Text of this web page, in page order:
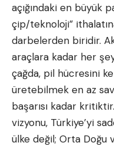
açığındaki en büyük
çip/teknoloji”
darbelerden biridir.
araçlara kadar her
çağda, pil hücresini
üretebilmek en az
başarısı kadar kritiktir.
vizyonu, Türkiye’yi
ülke değil; Orta Doğu